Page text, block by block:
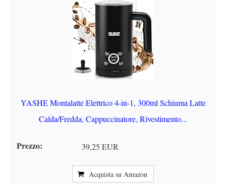
YASHE Montalatte Elettrico 4-in-1, 300ml Schiuma Latte
Calda/Fredda, Cappuccinatore, Rivestimento...
39,25 EUR
Acquista su Amazon